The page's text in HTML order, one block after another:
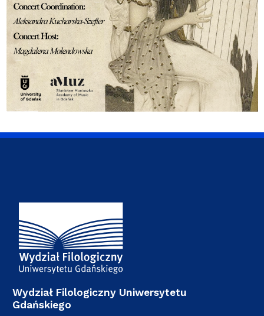
Adres Wydziału
Wydział Filologiczny Uniwersytetu
Gdańskiego